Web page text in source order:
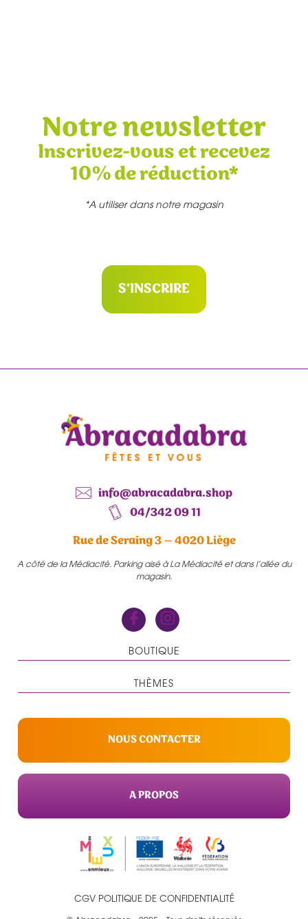
Notre newsletter
Inscrivez-vous et recevez
10% de réduction*
*A utiliser dans notre magasin
S'INSCRIRE
info@abracadabra.shop
04/342 09 11
Rue de Seraing 3 – 4020 Liège
A côté de la Médiacité. Parking aisé à La Médiacité et dans l’allée du
magasin.
BOUTIQUE
THÈMES
NOUS CONTACTER
A PROPOS
CGV POLITIQUE DE CONFIDENTIALITÉ